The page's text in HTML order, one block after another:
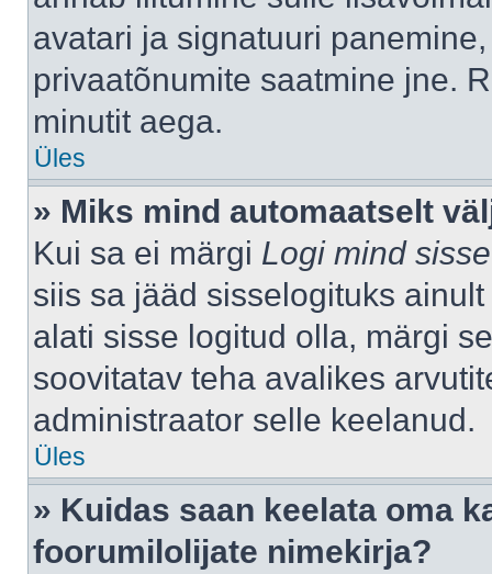
avatari ja signatuuri
privaatõnumite saatmine jne.
minutit aega.
Üles
» Miks mind automaatselt
Kui sa ei märgi Logi mind
siis sa jääd sisselogituks
alati sisse logitud olla, märgi
soovitatav teha avalikes
administraator selle keelanud.
Üles
» Kuidas saan keelata oma
foorumilolijate nimekirja?